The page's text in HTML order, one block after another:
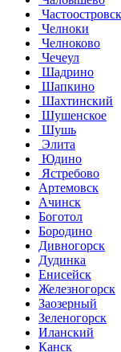
Челноки
Челноково
Чечеул
Шадрино
Шапкино
Шахтинский
Шушенское
Шушь
Элита
Юдино
Ястребово
Артемовск
Ачинск
Боготол
Бородино
Дивногорск
Дудинка
Енисейск
Железногорск
Заозерный
Зеленогорск
Иланский
Канск